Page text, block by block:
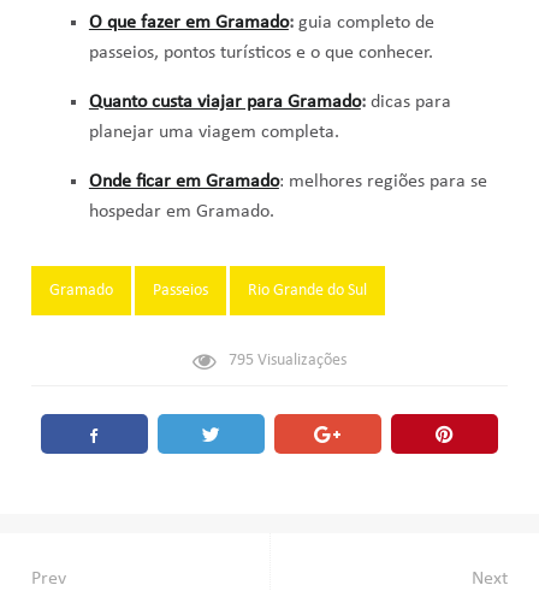
O que fazer em Gramado:guia completo de
passeios, pontos turísticos e o que conhecer.
Quanto custa viajar para Gramado:dicas para
planejar uma viagem completa.
Onde ficar em Gramado: melhores regiões para se
hospedar em Gramado.
Gramado Passeios Rio Grande do Sul
795Visualizações
Prev Next